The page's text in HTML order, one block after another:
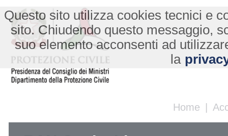
Home |
Questo sito utilizza cookies tecnici e
sito. Chiudendo questo messaggio,
suo elemento acconsenti ad
la